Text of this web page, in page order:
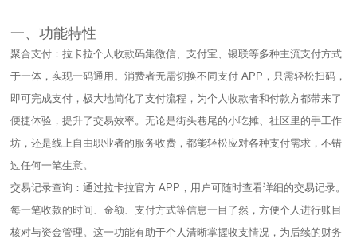
一、功能特性​
聚合支付：拉卡拉个人收款码集微信、支付宝、银联等多种主流支付方式
于一体，实现一码通用。消费者无需切换不同支付 APP，只需轻松扫码，
即可完成支付，极大地简化了支付流程，为个人收款者和付款方都带来了
便捷体验，提升了交易效率。无论是街头巷尾的小吃摊、社区里的手工作
坊，还是线上自由职业者的服务收费，都能轻松应对各种支付需求，不错
过任何一笔生意。​
交易记录查询：通过拉卡拉官方 APP，用户可随时查看详细的交易记录。
每一笔收款的时间、金额、支付方式等信息一目了然，方便个人进行账目
核对与资金管理。这一功能有助于个人清晰掌握收支情况，为后续的财务